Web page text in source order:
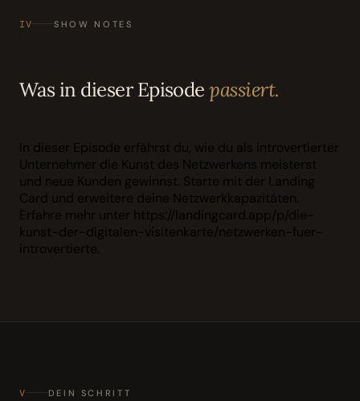
IV SHOW NOTES
Was in dieser Episodepassiert.
In dieser Episode erfährst du, wie du als introvertierter
Unternehmer die Kunst des Netzwerkens meisterst
und neue Kunden gewinnst. Starte mit der Landing
Card und erweitere deine Netzwerkkapazitäten.
Erfahre mehr unter https://landingcard.app/p/die-
kunst-der-digitalen-visitenkarte/netzwerken-fuer-
introvertierte.
V DEIN SCHRITT